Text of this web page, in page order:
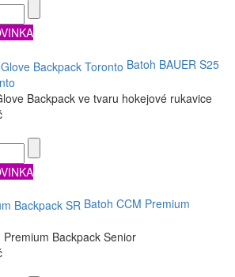
Batoh BAUER S25
Backpack ve tvaru hokejové rukavice
Batoh CCM Premium
Backpack Senior